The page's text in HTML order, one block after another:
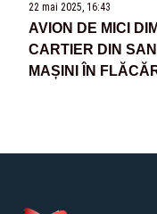
22 mai 2025, 16:43
AVION DE MICI
CARTIER DIN
MAȘINI ÎN